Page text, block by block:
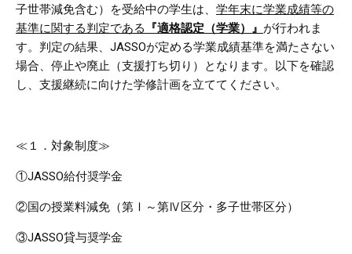
子世帯減免含む）を受給中の学生は、 学年末に学業成績等の
基準に関する判定である
『適格認定（学業）』 が行われま
す。判定の結果、 JASSOが定める学業成績基準を満たさない
場合、停止や廃止（支援打ち切り）となります。以下を確認
し、支援継続に向けた学修計画を立ててください。
≪１．対象制度≫
①JASSO給付奨学金
②国の授業料減免（第Ⅰ～第Ⅳ区分・多子世帯区分）
③JASSO貸与奨学金